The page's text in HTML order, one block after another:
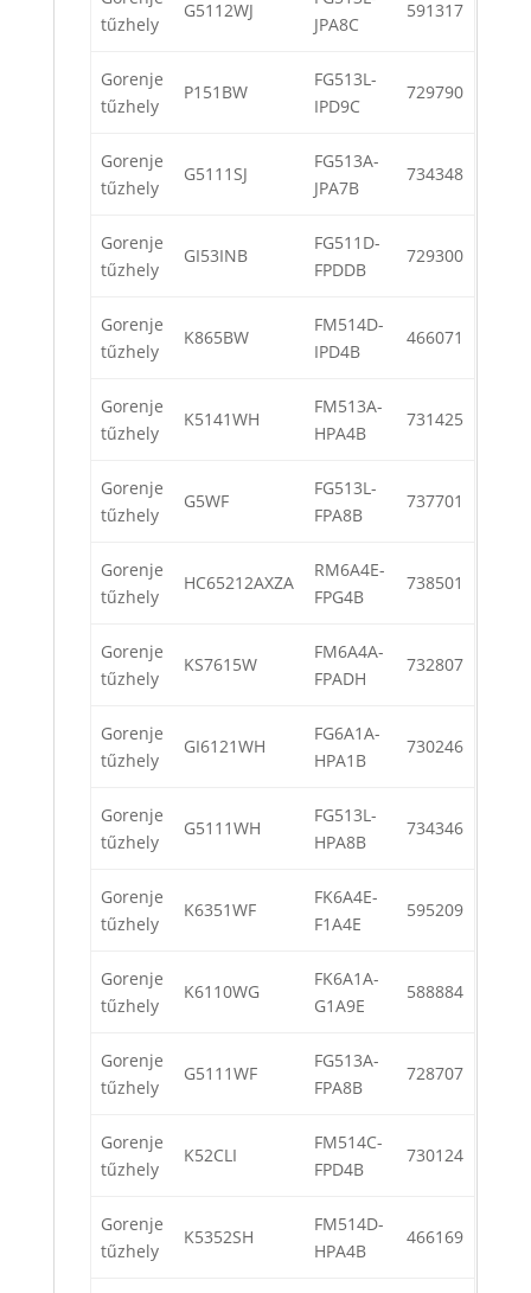
tűzhely
G5112WJ
JPA8C
591317
Gorenje
tűzhely
P151BW
FG513L-
IPD9C
729790
Gorenje
tűzhely
G5111SJ
FG513A-
JPA7B
734348
Gorenje
tűzhely
GI53INB
FG511D-
FPDDB
729300
Gorenje
tűzhely
K865BW
FM514D-
IPD4B
466071
Gorenje
tűzhely
K5141WH
FM513A-
HPA4B
731425
Gorenje
tűzhely
G5WF
FG513L-
FPA8B
737701
Gorenje
tűzhely
HC65212AXZA
RM6A4E-
FPG4B
738501
Gorenje
tűzhely
KS7615W
FM6A4A-
FPADH
732807
Gorenje
tűzhely
GI6121WH
FG6A1A-
HPA1B
730246
Gorenje
tűzhely
G5111WH
FG513L-
HPA8B
734346
Gorenje
tűzhely
K6351WF
FK6A4E-
F1A4E
595209
Gorenje
tűzhely
K6110WG
FK6A1A-
G1A9E
588884
Gorenje
tűzhely
G5111WF
FG513A-
FPA8B
728707
Gorenje
tűzhely
K52CLI
FM514C-
FPD4B
730124
Gorenje
tűzhely
K5352SH
FM514D-
HPA4B
466169